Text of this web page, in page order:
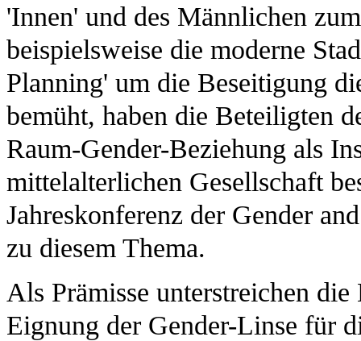
'Innen' und des Männlichen
beispielsweise die moderne
Planning' um die Beseitigung
bemüht, haben die Beteiligten
Raum-Gender-Beziehung als
mittelalterlichen Gesellschaft
Jahreskonferenz der Gender
zu diesem Thema.
Als Prämisse unterstreichen
Eignung der Gender-Linse für